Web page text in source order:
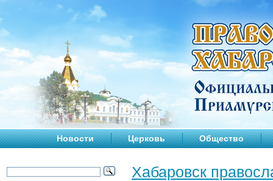
Новости Церковь Общество
Хабаровск